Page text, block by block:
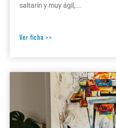
saltarín y muy ágil,...
Ver ficha >>